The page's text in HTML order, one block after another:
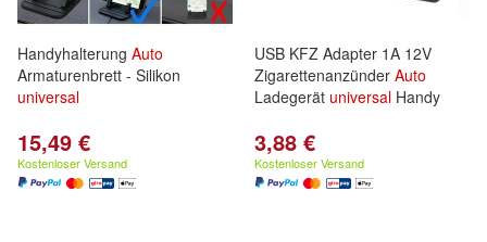
Handyhalterung Auto
Armaturenbrett - Silikon
universal
15,49 €
Kostenloser Versand
USB KFZ Adapter 1A 12V
Zigarettenanzünder Auto
Ladegerät universal Handy
3,88 €
Kostenloser Versand